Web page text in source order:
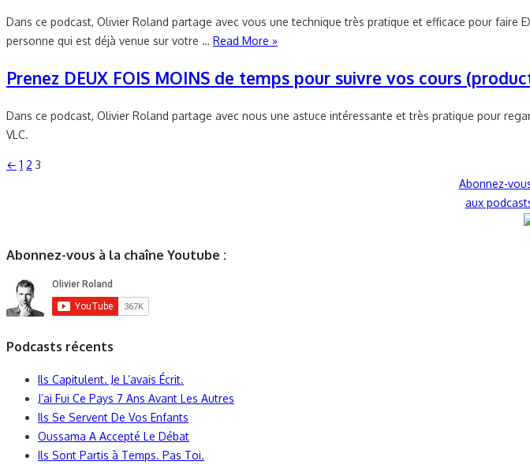
Dans ce podcast, Olivier Roland partage avec vous une technique très pratique et efficace pour faire
personne qui est déjà venue sur votre … Read More »
Prenez DEUX FOIS MOINS de temps pour suivre vos cours
Dans ce podcast, Olivier Roland partage avec nous une astuce intéressante et très pratique pour
VLC.
Pagination
← 1 2 3
Abonnez-
aux
Abonnez-vous à la chaîne Youtube :
Podcasts récents
Ils Capitulent. Je L’avais Écrit.
J’ai Fui Ce Pays 7 Ans Avant Les Autres
Ils Se Servent De Vos Enfants
Oussama A Accepté Le Débat
Ils Sont Partis à Temps. Pas Toi.